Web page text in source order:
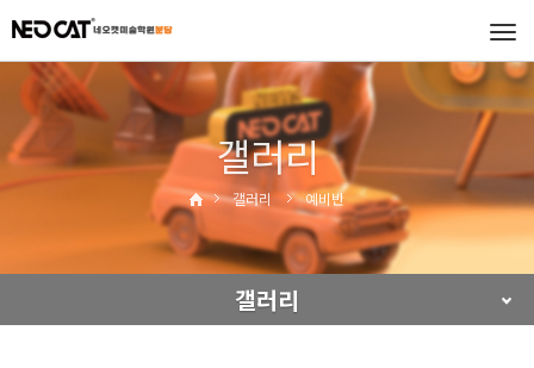
갤러리
갤러리 예비반
갤러리